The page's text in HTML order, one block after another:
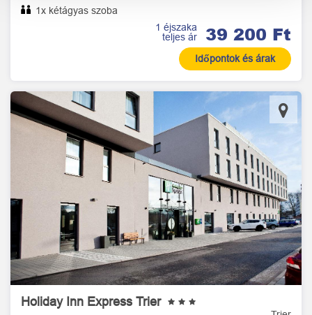
1x kétágyas szoba
1 éjszaka
teljes ár
39 200 Ft
Időpontok és árak
Holiday Inn Express Trier